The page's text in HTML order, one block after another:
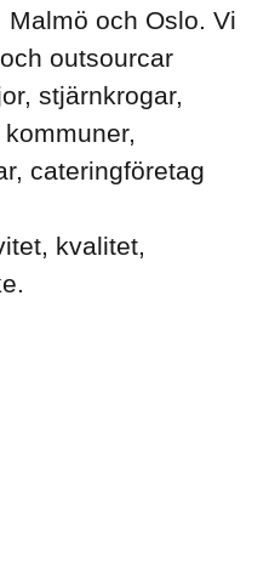
och Oslo. Vi
outsourcar
stjärnkrogar,
cateringföretag
kvalitet,